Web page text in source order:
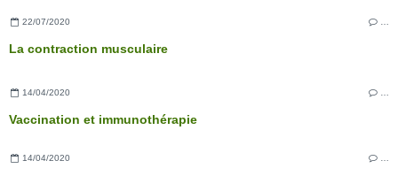
22/07/2020 …
La contraction musculaire
14/04/2020
Vaccination et immunothérapie
14/04/2020